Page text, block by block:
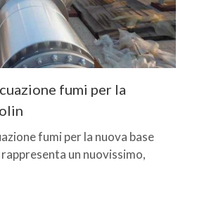
fumi per la
fumi per la nuova base
un nuovissimo,